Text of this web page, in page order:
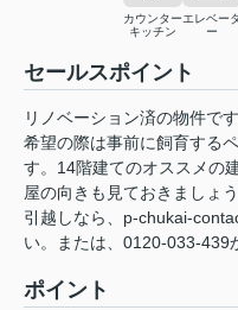
カウンター
キッチン
エレベー
ー
セールスポイント
リノベーション済の物件で
希望の際は事前に飼育する
す。14階建てのオススメの
屋の向きも見ておきましょ
引越しなら、p-chukai-
い。または、0120-033-439
ポイント